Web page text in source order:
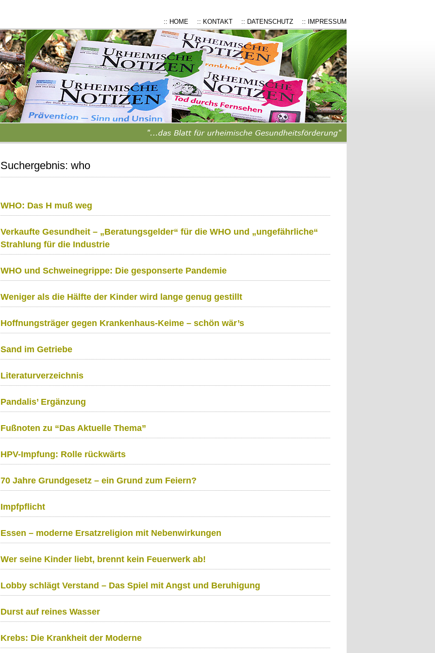
:: HOME :: KONTAKT :: DATENSCHUTZ :: IMPRESSUM
Suchergebnis: who
WHO: Das H muß weg
Verkaufte Gesundheit – „Beratungsgelder“ für die WHO und „ungefährliche“
Strahlung für die Industrie
WHO und Schweinegrippe: Die gesponserte Pandemie
Weniger als die Hälfte der Kinder wird lange genug gestillt
Hoffnungsträger gegen Krankenhaus-Keime – schön wär’s
Sand im Getriebe
Literaturverzeichnis
Pandalis’ Ergänzung
Fußnoten zu “Das Aktuelle Thema”
HPV-Impfung: Rolle rückwärts
70 Jahre Grundgesetz – ein Grund zum Feiern?
Impfpflicht
Essen – moderne Ersatzreligion mit Nebenwirkungen
Wer seine Kinder liebt, brennt kein Feuerwerk ab!
Lobby schlägt Verstand – Das Spiel mit Angst und Beruhigung
Durst auf reines Wasser
Krebs: Die Krankheit der Moderne